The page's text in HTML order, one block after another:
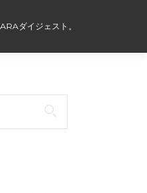
ダイジェスト。